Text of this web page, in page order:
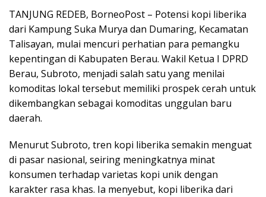
TANJUNG REDEB, BorneoPost – Potensi kopi liberika
dari Kampung Suka Murya dan Dumaring, Kecamatan
Talisayan, mulai mencuri perhatian para pemangku
kepentingan di Kabupaten Berau. Wakil Ketua I DPRD
Berau, Subroto, menjadi salah satu yang menilai
komoditas lokal tersebut memiliki prospek cerah untuk
dikembangkan sebagai komoditas unggulan baru
daerah.
Menurut Subroto, tren kopi liberika semakin menguat
di pasar nasional, seiring meningkatnya minat
konsumen terhadap varietas kopi unik dengan
karakter rasa khas. Ia menyebut, kopi liberika dari